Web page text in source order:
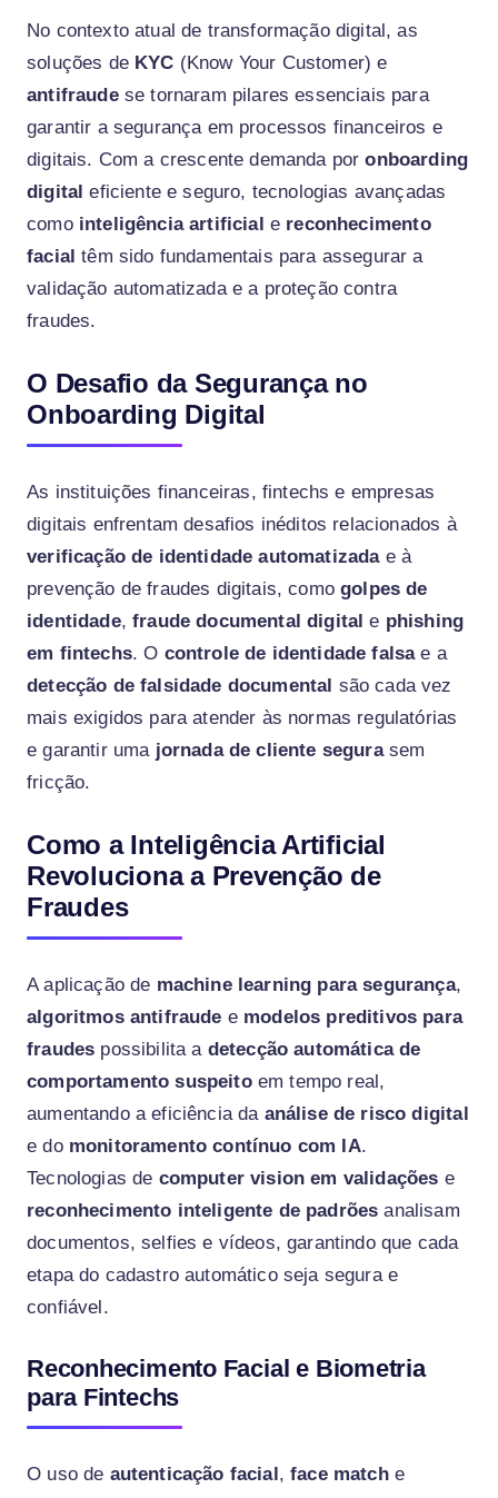
No contexto atual de transformação digital, as
soluções de KYC (Know Your Customer) e
antifraudese tornaram pilares essenciais para
garantir a segurança em processos financeiros e
digitais. Com a crescente demanda poronboarding
digital eficiente e seguro, tecnologias avançadas
como inteligência artificial e reconhecimento
facial têm sido fundamentais para assegurar a
validação automatizada e a proteção contra
fraudes.
O Desafio da Segurança no
Onboarding Digital
As instituições financeiras, fintechs e empresas
digitais enfrentam desafios inéditos relacionados à
verificação de identidade automatizadae à
prevenção de fraudes digitais, comogolpes de
identidade,fraude documental digital e phishing
em fintechs. O controle de identidade falsae a
detecção de falsidade documental são cada vez
mais exigidos para atender às normas regulatórias
e garantir uma jornada de cliente segurasem
fricção.
Como a Inteligência Artificial
Revoluciona a Prevenção de
Fraudes
A aplicação de machine learning para segurança,
algoritmos antifraude e modelos preditivos para
fraudes possibilita a detecção automática de
comportamento suspeitoem tempo real,
aumentando a eficiência da análise de risco digital
e do monitoramento contínuo com IA.
Tecnologias de computer vision em validações e
reconhecimento inteligente de padrões analisam
documentos, selfies e vídeos, garantindo que cada
etapa do cadastro automático seja segura e
confiável.
Reconhecimento Facial e Biometria
para Fintechs
O uso de autenticação facial,face matche